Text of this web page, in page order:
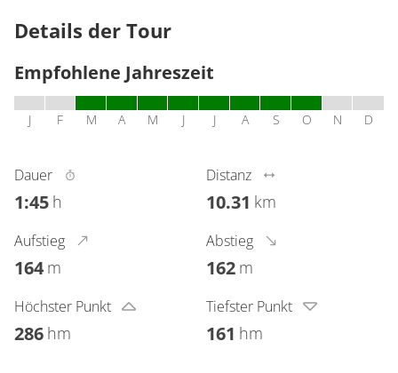
Details der Tour
Empfohlene Jahreszeit
J F M A M J J A S O N D
Dauer
1:45 h
Distanz
10.31 km
Aufstieg
164 m
Abstieg
162 m
Höchster Punkt
286 hm
Tiefster Punkt
161 hm